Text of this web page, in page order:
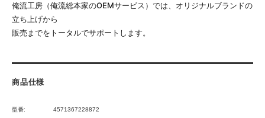
俺流工房（俺流総本家のOEMサービス）では、オリジナルブランドの
立ち上げから
販売までをトータルでサポートします。
商品仕様
型番: 4571367228872